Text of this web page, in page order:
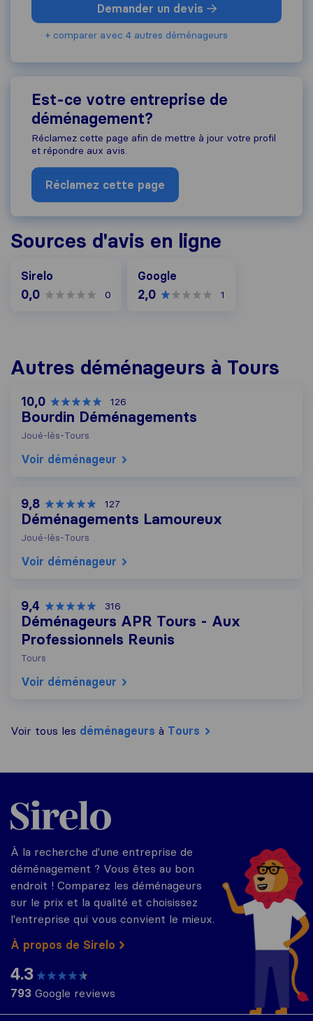
Demander un devis
+ comparer avec 4 autres déménageurs
Est-ce votre entreprise de
déménagement?
Réclamez cette page afin de mettre à jour votre profil
et répondre aux avis.
Réclamez cette page
Sources d'avis en ligne
Sirelo
0,0 0
Google
2,0 1
Autres déménageurs à Tours
10,0 126
Bourdin Déménagements
Joué-lès-Tours
Voir déménageur
9,8 127
Déménagements Lamoureux
Joué-lès-Tours
Voir déménageur
9,4 316
Déménageurs APR Tours - Aux
Professionnels Reunis
Tours
Voir déménageur
Voir tous les déménageurs à Tours
Sirelo.fr
À la recherche d'une entreprise de
déménagement ? Vous êtes au bon
endroit ! Comparez les déménageurs
sur le prix et la qualité et choisissez
l'entreprise qui vous convient le mieux.
À propos de Sirelo
4.3
793 Google reviews